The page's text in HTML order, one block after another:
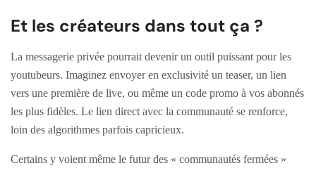
Et les créateurs dans tout ça ?
La messagerie privée pourrait devenir un outil puissant pour les
youtubeurs. Imaginez envoyer en exclusivité un teaser, un lien
vers une première de live, ou même un code promo à vos abonnés
les plus fidèles. Le lien direct avec la communauté se renforce,
loin des algorithmes parfois capricieux.
Certains y voient même le futur des « communautés fermées »